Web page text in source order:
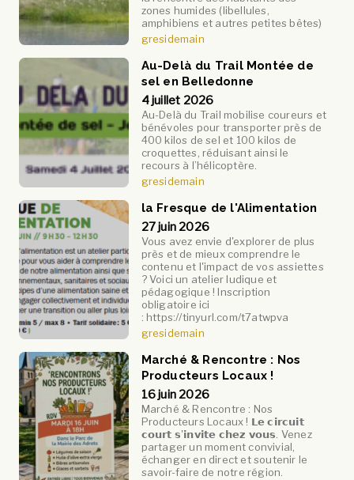
zones humides (libellules,
amphibiens et autres petites bêtes)
gresidemain
Au-Delà du Trail Montée de
sel en Belledonne
4 juillet 2026
Au-Delà du Trail mobilise coureurs et
bénévoles pour transporter près de
400 kilos de sel et 100 kilos de
croquettes, réduisant ainsi le
recours à l’hélicoptère.
gresidemain
la Fresque de l'Alimentation
27 juin 2026
Vous avez envie d'explorer de plus
près et de mieux comprendre le
contenu et l'impact de vos assiettes
? Voici un atelier ludique et
pédagogique ! Inscription
obligatoire ici
: https://tinyurl.com/t7atwpva
gresidemain
Marché & Rencontre : Nos
Producteurs Locaux !
16 juin 2026
Marché & Rencontre : Nos
Producteurs Locaux ! 𝗟𝗲 𝗰𝗶𝗿𝗰𝘂𝗶𝘁
𝗰𝗼𝘂𝗿𝘁 𝘀'𝗶𝗻𝘃𝗶𝘁𝗲 𝗰𝗵𝗲𝘇 𝘃𝗼𝘂𝘀. Venez
partager un moment convivial,
échanger en direct et soutenir le
savoir-faire de notre région.